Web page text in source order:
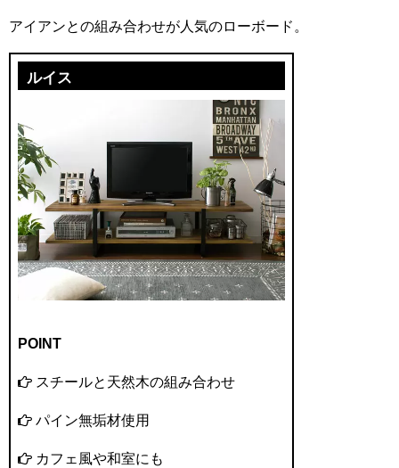
アイアンとの組み合わせが人気のローボード。
ルイス
POINT
スチールと天然木の組み合わせ
パイン無垢材使用
カフェ風や和室にも